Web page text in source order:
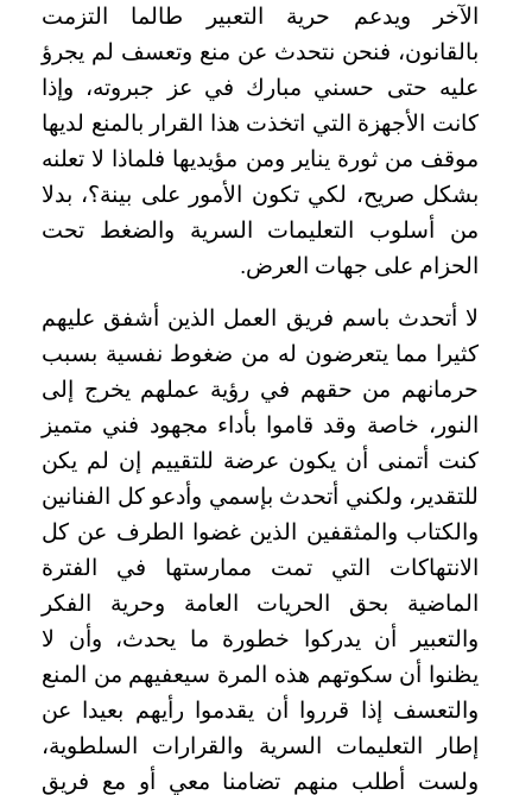
الآخر ويدعم حرية التعبير طالما التزمت
بالقانون، فنحن نتحدث عن منع وتعسف لم يجرؤ
عليه حتى حسني مبارك في عز جبروته، وإذا
كانت الأجهزة التي اتخذت هذا القرار بالمنع لديها
موقف من ثورة يناير ومن مؤيديها فلماذا لا تعلنه
بشكل صريح، لكي تكون الأمور على بينة؟، بدلا
من أسلوب التعليمات السرية والضغط تحت
الحزام على جهات العرض.
لا أتحدث باسم فريق العمل الذين أشفق عليهم
كثيرا مما يتعرضون له من ضغوط نفسية بسبب
حرمانهم من حقهم في رؤية عملهم يخرج إلى
النور، خاصة وقد قاموا بأداء مجهود فني متميز
كنت أتمنى أن يكون عرضة للتقييم إن لم يكن
للتقدير، ولكني أتحدث بإسمي وأدعو كل الفنانين
والكتاب والمثقفين الذين غضوا الطرف عن كل
الانتهاكات التي تمت ممارستها في الفترة
الماضية بحق الحريات العامة وحرية الفكر
والتعبير أن يدركوا خطورة ما يحدث، وأن لا
يظنوا أن سكوتهم هذه المرة سيعفيهم من المنع
والتعسف إذا قرروا أن يقدموا رأيهم بعيدا عن
إطار التعليمات السرية والقرارات السلطوية،
ولست أطلب منهم تضامنا معي أو مع فريق